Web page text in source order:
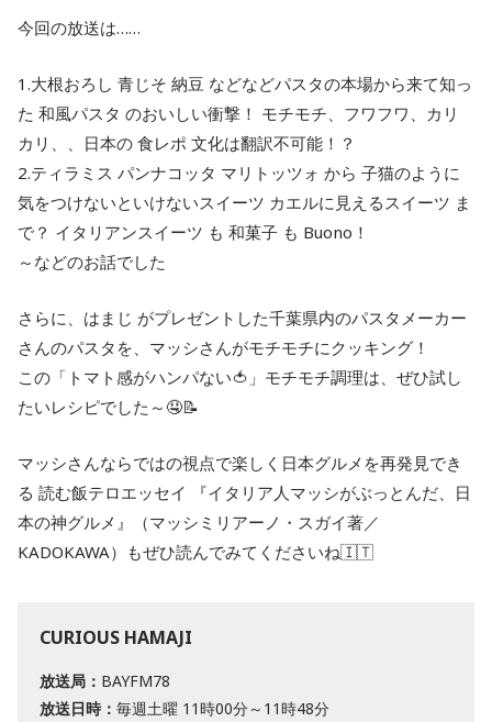
今回の放送は……
1.大根おろし 青じそ 納豆 などなどパスタの本場から来て知っ
た 和風パスタ のおいしい衝撃！ モチモチ、フワフワ、カリ
カリ、、日本の 食レポ 文化は翻訳不可能！？
2.ティラミス パンナコッタ マリトッツォ から 子猫のように
気をつけないといけないスイーツ カエルに見えるスイーツ ま
で？ イタリアンスイーツ も 和菓子 も Buono！
～などのお話でした
さらに、はまじ がプレゼントした千葉県内のパスタメーカー
さんのパスタを、マッシさんがモチモチにクッキング！
この「トマト感がハンパない🍅」モチモチ調理は、ぜひ試し
たいレシピでした～🤤📝
マッシさんならではの視点で楽しく日本グルメを再発見でき
る 読む飯テロエッセイ 『イタリア人マッシがぶっとんだ、日
本の神グルメ』（マッシミリアーノ・スガイ著／
KADOKAWA）もぜひ読んでみてくださいね🇮🇹
CURIOUS HAMAJI
放送局： BAYFM78
放送日時： 毎週土曜 11時00分～11時48分